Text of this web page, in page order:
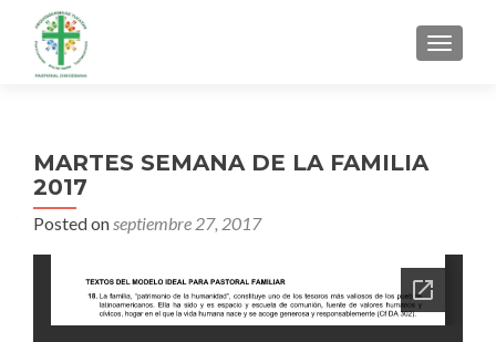
MENU
MARTES SEMANA DE LA FAMILIA
2017
Posted onseptiembre 27, 2017